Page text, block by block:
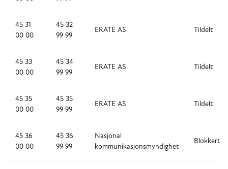
45 31
00 00
45 32
99 99
ERATE AS Tildelt
45 33
00 00
45 34
99 99
ERATE AS Tildelt
45 35
00 00
45 35
99 99
ERATE AS Tildelt
45 36
00 00
45 36
99 99
Nasjonal
kommunikasjonsmyndighet
Blokkert